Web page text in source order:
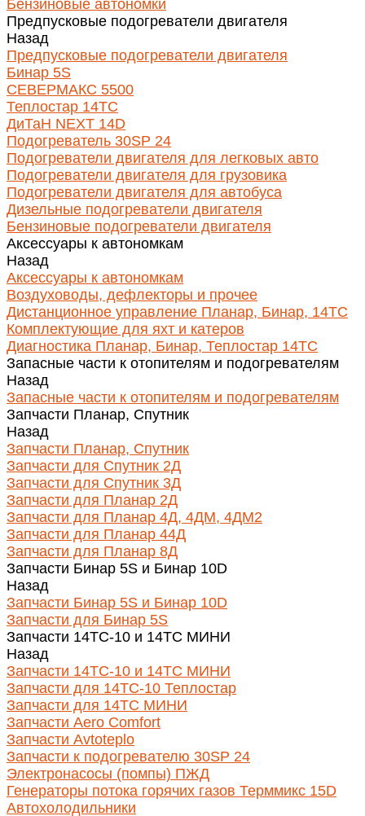
Бензиновые автономки
Предпусковые подогреватели двигателя
Назад
Предпусковые подогреватели двигателя
Бинар 5S
СЕВЕРМАКС 5500
Теплостар 14ТС
ДиТаН NEXT 14D
Подогреватель 30SP 24
Подогреватели двигателя для легковых авто
Подогреватели двигателя для грузовика
Подогреватели двигателя для автобуса
Дизельные подогреватели двигателя
Бензиновые подогреватели двигателя
Аксессуары к автономкам
Назад
Аксессуары к автономкам
Воздуховоды, дефлекторы и прочее
Дистанционное управление Планар, Бинар, 14ТС
Комплектующие для яхт и катеров
Диагностика Планар, Бинар, Теплостар 14ТС
Запасные части к отопителям и подогревателям
Назад
Запасные части к отопителям и подогревателям
Запчасти Планар, Спутник
Назад
Запчасти Планар, Спутник
Запчасти для Спутник 2Д
Запчасти для Спутник 3Д
Запчасти для Планар 2Д
Запчасти для Планар 4Д, 4ДМ, 4ДМ2
Запчасти для Планар 44Д
Запчасти для Планар 8Д
Запчасти Бинар 5S и Бинар 10D
Назад
Запчасти Бинар 5S и Бинар 10D
Запчасти для Бинар 5S
Запчасти 14ТС-10 и 14ТС МИНИ
Назад
Запчасти 14ТС-10 и 14ТС МИНИ
Запчасти для 14ТС-10 Теплостар
Запчасти для 14ТС МИНИ
Запчасти Aero Comfort
Запчасти Avtoteplo
Запчасти к подогревателю 30SP 24
Электронасосы (помпы) ПЖД
Генераторы потока горячих газов Терммикс 15D
Автохолодильники